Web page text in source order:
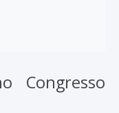
Congresso